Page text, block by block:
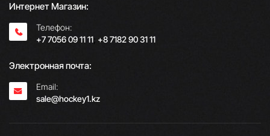
Интернет Магазин:
Телефон:
+7 7056 09 11 11; +8 7182 90 31 11
Электронная почта:
Email:
sale@hockey1.kz